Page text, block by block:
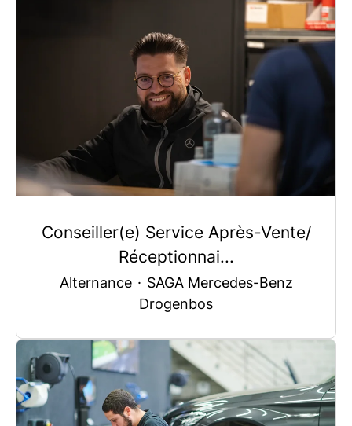
Conseiller(e) Service Après-Vente/
Réceptionnai...
Alternance · SAGA Mercedes-Benz
Drogenbos